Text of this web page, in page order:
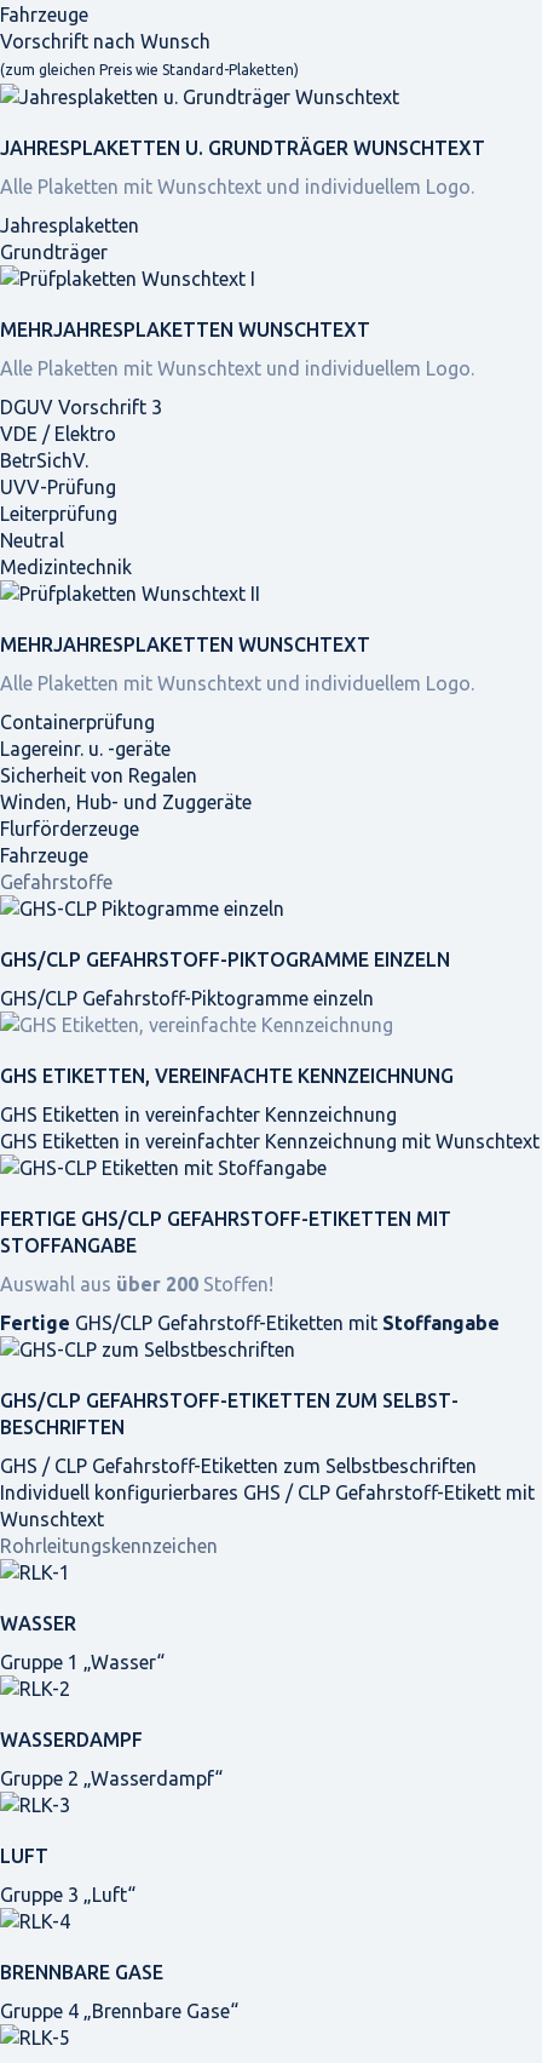
Fahrzeuge
Vorschrift nach Wunsch
(zum gleichen Preis wie Standard-Plaketten)
JAHRES­PLAKETTEN U. GRUNDTRÄGER WUNSCHTEXT
Alle Plaketten mit Wunschtext und individuellem Logo.
Jahresplaketten
Grundträger
MEHRJAHRES­PLAKETTEN WUNSCHTEXT
Alle Plaketten mit Wunschtext und individuellem Logo.
DGUV Vorschrift 3
VDE / Elektro
BetrSichV.
UVV-Prüfung
Leiterprüfung
Neutral
Medizintechnik
MEHRJAHRES­PLAKETTEN WUNSCHTEXT
Alle Plaketten mit Wunschtext und individuellem Logo.
Containerprüfung
Lagereinr. u. -geräte
Sicherheit von Regalen
Winden, Hub- und Zuggeräte
Flurförderzeuge
Fahrzeuge
Gefahrstoffe
GHS/CLP GEFAHRSTOFF-PIKTOGRAMME EINZELN
GHS/CLP Gefahrstoff-Piktogramme einzeln
GHS ETIKETTEN, VEREINFACHTE KENNZEICHNUNG
GHS Etiketten in vereinfachter Kennzeichnung
GHS Etiketten in vereinfachter Kennzeichnung mit Wunschtext
FERTIGE GHS/CLP GEFAHRSTOFF-ETIKETTEN MIT
STOFFANGABE
Auswahl aus über 200 Stoffen!
Fertige GHS/CLP Gefahrstoff-Etiketten mit Stoffangabe
GHS/CLP GEFAHRSTOFF-ETIKETTEN ZUM SELBST­
BESCHRIFTEN
GHS / CLP Gefahrstoff-Etiketten zum Selbstbeschriften
Individuell konfigurierbares GHS / CLP Gefahrstoff-Etikett mit
Wunschtext
Rohrleitungskennzeichen
WASSER
Gruppe 1 „Wasser“
WASSERDAMPF
Gruppe 2 „Wasserdampf“
LUFT
Gruppe 3 „Luft“
BRENNBARE GASE
Gruppe 4 „Brennbare Gase“